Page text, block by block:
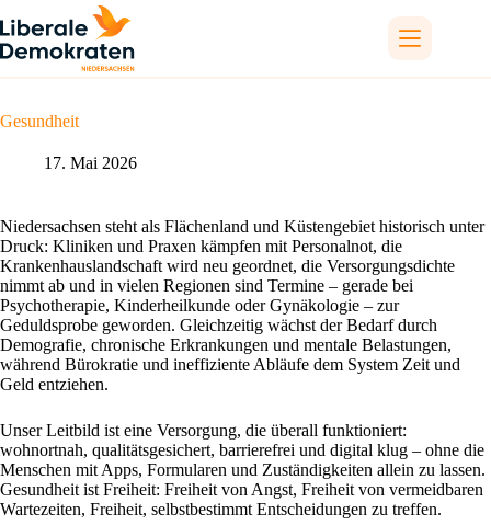
Inhalt
springen
Gesundheit
17. Mai 2026
Niedersachsen steht als Flächenland und Küstengebiet historisch unter
Druck: Kliniken und Praxen kämpfen mit Personalnot, die
Krankenhauslandschaft wird neu geordnet, die Versorgungsdichte
nimmt ab und in vielen Regionen sind Termine – gerade bei
Psychotherapie, Kinderheilkunde oder Gynäkologie – zur
Geduldsprobe geworden. Gleichzeitig wächst der Bedarf durch
Demografie, chronische Erkrankungen und mentale Belastungen,
während Bürokratie und ineffiziente Abläufe dem System Zeit und
Geld entziehen.
Unser Leitbild ist eine Versorgung, die überall funktioniert:
wohnortnah, qualitätsgesichert, barrierefrei und digital klug – ohne die
Menschen mit Apps, Formularen und Zuständigkeiten allein zu lassen.
Gesundheit ist Freiheit: Freiheit von Angst, Freiheit von vermeidbaren
Wartezeiten, Freiheit, selbstbestimmt Entscheidungen zu treffen.